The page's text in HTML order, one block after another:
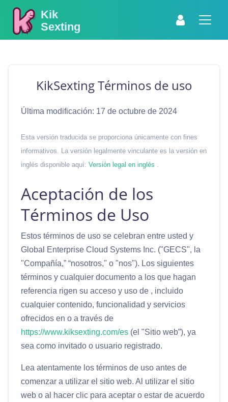
Kik
Sexting
KikSexting Términos de uso
Última modificación: 17 de octubre de 2024
Esta versión traducida se proporciona únicamente con fines
informativos. La versión legalmente vinculante es la versión en
inglés disponible aquí: Versión legal en inglés
Aceptación de los
Términos de Uso
Estos términos de uso se celebran entre usted y
Global Enterprise Cloud Systems Inc. ("GECS", la
"Compañía,” “nosotros," o "nos"). Los siguientes
términos y cualquier documento a los que hagan
referencia rigen su acceso y uso de , incluido
cualquier contenido, funcionalidad y servicios
ofrecidos en o a través de
https://www.kiksexting.com/es (el "Sitio web”), ya
sea como invitado o usuario registrado.
Lea atentamente los términos de uso antes de
comenzar a utilizar el sitio web. Al utilizar el sitio
web o al hacer clic para aceptar o estar de acuerdo